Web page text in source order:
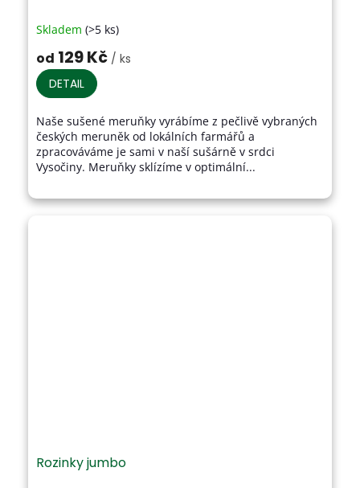
Průměrné
produktu
je
4,1
5
hvězdiček.
Skladem (>5 ks)
od 129 Kč / ks
DETAIL
Naše sušené meruňky vyrábíme z pečlivě vybraných
českých meruněk od lokálních farmářů a
zpracováváme je sami v naší sušárně v srdci
Vysočiny. Meruňky sklízíme v optimální...
Rozinky jumbo